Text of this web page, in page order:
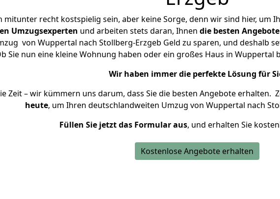
mitunter recht kostspielig sein, aber keine Sorge, denn wir sind hier, um
Umzugsexperten und arbeiten stets daran, Ihnen die besten
von Wuppertal nach Stollberg-Erzgeb Geld zu sparen, und deshalb
Sie nun eine kleine Wohnung haben oder ein großes Haus in Wuppertal
Wir haben immer die perfekte Lösung für
Zeit – wir kümmern uns darum, dass Sie die besten Angebote erhalten.
heute, um Ihren deutschlandweiten Umzug von Wuppertal nach
Füllen Sie jetzt das Formular aus, und erhalten Sie
Kostenlose Angebote erhalten